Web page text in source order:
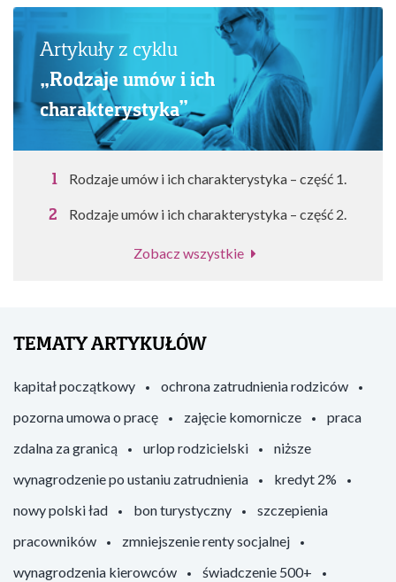
Artykuły z cyklu
„Rodzaje umów i ich
charakterystyka”
Rodzaje umów i ich charakterystyka – część 1.
Rodzaje umów i ich charakterystyka – część 2.
Zobacz wszystkie
TEMATY ARTYKUŁÓW
kapitał początkowy
ochrona zatrudnienia rodziców
pozorna umowa o pracę
zajęcie komornicze
praca
zdalna za granicą
urlop rodzicielski
niższe
wynagrodzenie po ustaniu zatrudnienia
kredyt 2%
nowy polski ład
bon turystyczny
szczepienia
pracowników
zmniejszenie renty socjalnej
wynagrodzenia kierowców
świadczenie 500+